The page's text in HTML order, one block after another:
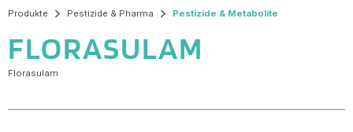
Produkte Pestizide & Pharma Pestizide & Metabolite
FLORASULAM
Florasulam